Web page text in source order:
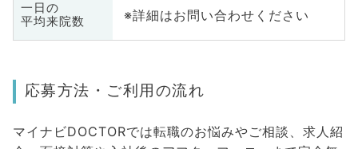
一日の
平均来院数
※詳細はお問い合わせください
応募方法・ご利用の流れ
マイナビDOCTORでは転職のお悩みやご相談、求人紹